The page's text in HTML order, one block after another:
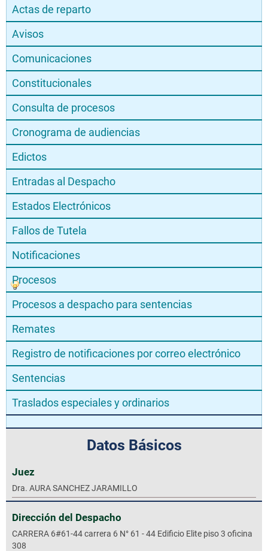
Actas de reparto
Avisos
Comunicaciones
Constitucionales
Consulta de procesos
Cronograma de audiencias
Edictos
Entradas al Despacho
Estados Electrónicos
Fallos de Tutela
Notificaciones
Procesos
Procesos a despacho para sentencias
Remates
Registro de notificaciones por correo electrónico
Sentencias
Traslados especiales y ordinarios
Datos Básicos
Juez
Dra. AURA SANCHEZ JARAMILLO
Dirección del Despacho
CARRERA 6#61-44 carrera 6 N° 61 - 44 Edificio Elite piso 3 oficina
308